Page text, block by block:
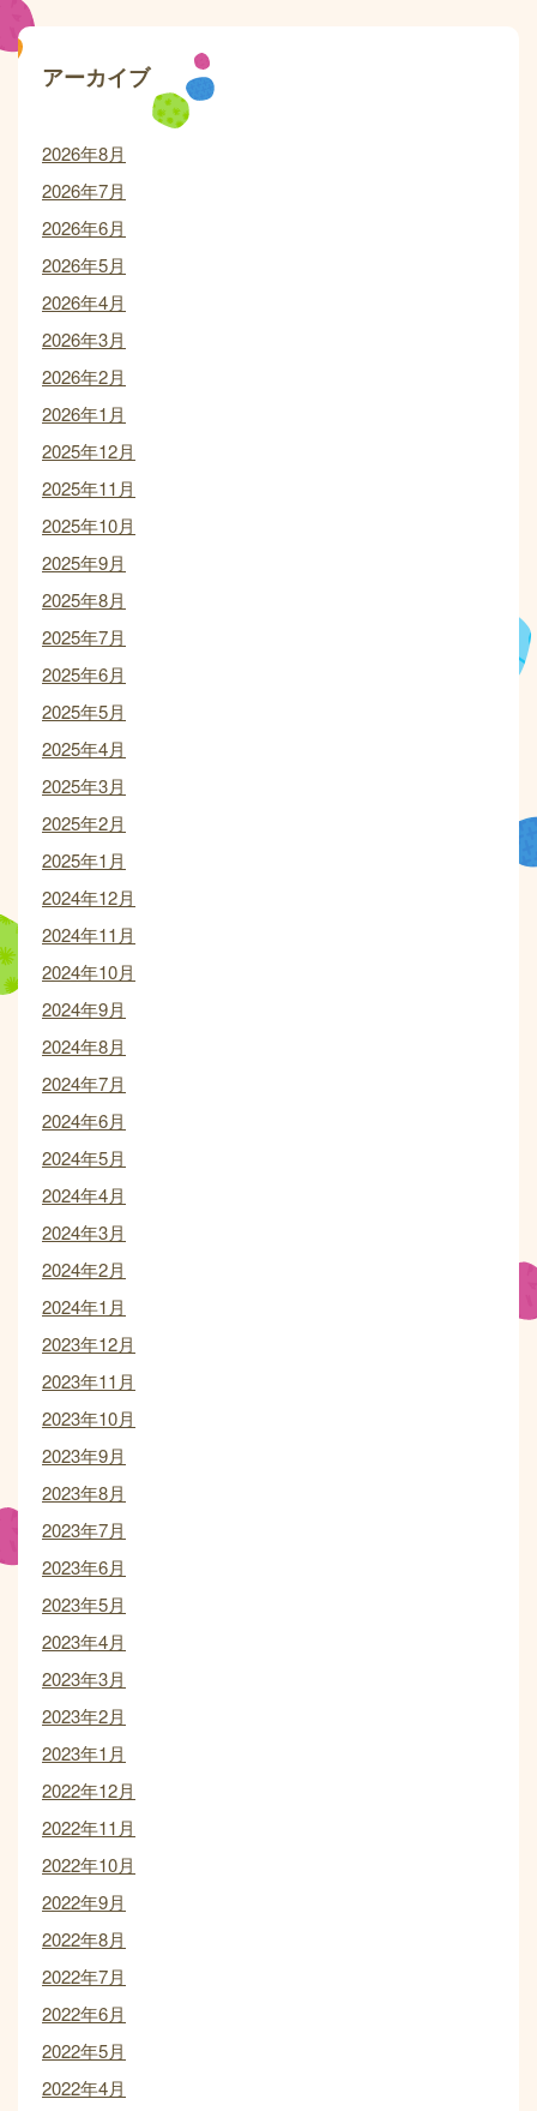
アーカイブ
2026年8月
2026年7月
2026年6月
2026年5月
2026年4月
2026年3月
2026年2月
2026年1月
2025年12月
2025年11月
2025年10月
2025年9月
2025年8月
2025年7月
2025年6月
2025年5月
2025年4月
2025年3月
2025年2月
2025年1月
2024年12月
2024年11月
2024年10月
2024年9月
2024年8月
2024年7月
2024年6月
2024年5月
2024年4月
2024年3月
2024年2月
2024年1月
2023年12月
2023年11月
2023年10月
2023年9月
2023年8月
2023年7月
2023年6月
2023年5月
2023年4月
2023年3月
2023年2月
2023年1月
2022年12月
2022年11月
2022年10月
2022年9月
2022年8月
2022年7月
2022年6月
2022年5月
2022年4月